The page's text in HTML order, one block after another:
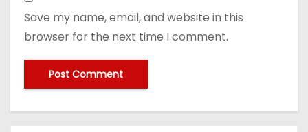
Save my name, email, and website in this
browser for the next time I comment.